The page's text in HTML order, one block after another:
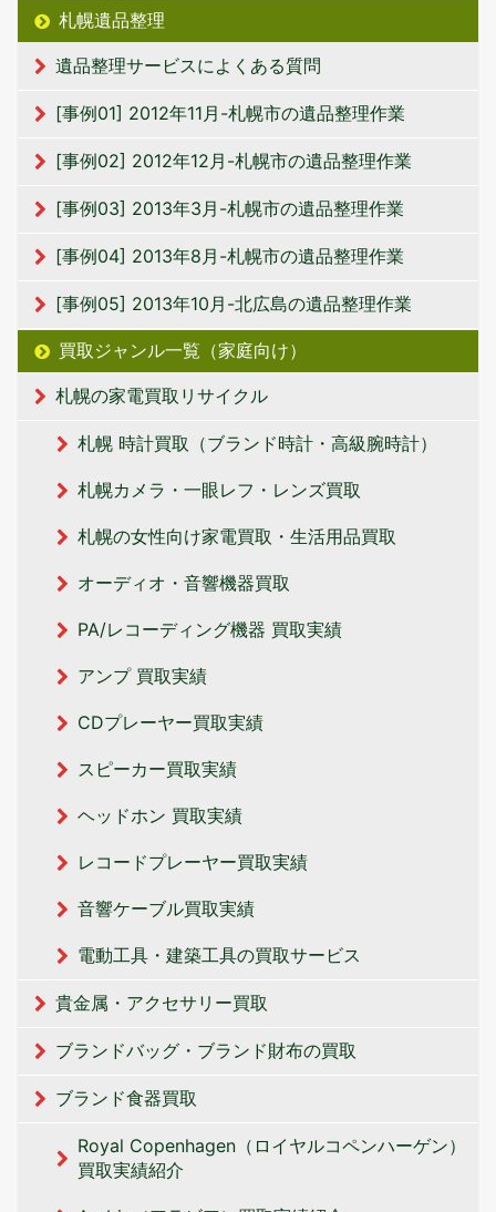
札幌遺品整理
遺品整理サービスによくある質問
[事例01] 2012年11月-札幌市の遺品整理作業
[事例02] 2012年12月-札幌市の遺品整理作業
[事例03] 2013年3月-札幌市の遺品整理作業
[事例04] 2013年8月-札幌市の遺品整理作業
[事例05] 2013年10月-北広島の遺品整理作業
買取ジャンル一覧（家庭向け）
札幌の家電買取リサイクル
札幌 時計買取（ブランド時計・高級腕時計）
札幌カメラ・一眼レフ・レンズ買取
札幌の女性向け家電買取・生活用品買取
オーディオ・音響機器買取
PA/レコーディング機器 買取実績
アンプ 買取実績
CDプレーヤー買取実績
スピーカー買取実績
ヘッドホン 買取実績
レコードプレーヤー買取実績
音響ケーブル買取実績
電動工具・建築工具の買取サービス
貴金属・アクセサリー買取
ブランドバッグ・ブランド財布の買取
ブランド食器買取
Royal Copenhagen（ロイヤルコペンハーゲン）
買取実績紹介